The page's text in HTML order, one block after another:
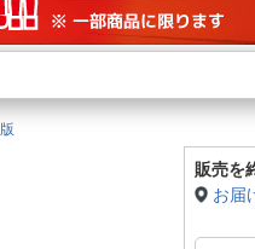
舗サービス
ト取り置き
販売を
お届